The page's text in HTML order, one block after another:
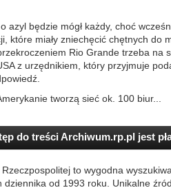
azyl będzie mógł każdy, choć
które miały zniechęcić chętnych do
Rio Grande trzeba na
z urzędnikiem, który przyjmuje
tworzą sieć ok. 100 biur...
do treści Archiwum.rp.pl jest
to wygodna
dziennika od 1993 roku. Unikalne